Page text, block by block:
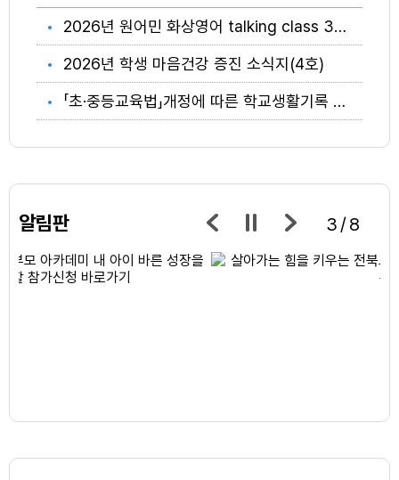
2026년 원어민 화상영어 talking class 3기 신청 모집 안내
2026년 학생 마음건강 증진 소식지(4호)
「초·중등교육법」개정에 따른 학교생활기록 상업적 이용 제한 안내
알림판 3/8